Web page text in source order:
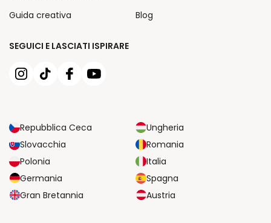
SEGUICI E LASCIATI ISPIRARE
Repubblica Ceca
Ungheria
Slovacchia
Romania
Polonia
Italia
Germania
Spagna
Gran Bretannia
Austria
Guida creativa
Blog